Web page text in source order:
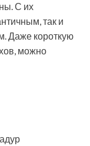
С их
так и
Даже короткую
можно